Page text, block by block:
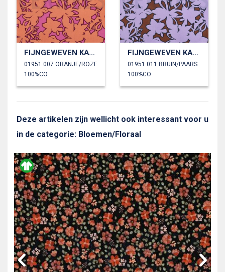
FIJNGEWEVEN KATOENEN POPLIN BLOEMEN
01951.007 ORANJE/ROZE
100%CO
FIJNGEWEVEN KATOENEN POPLIN BLOEMEN
01951.011 BRUIN/PAARS
100%CO
Deze artikelen zijn wellicht ook interessant voor u
in de categorie: Bloemen/Floraal